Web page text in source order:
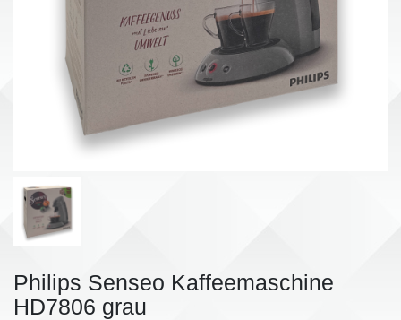
Philips Senseo Kaffeemaschine
HD7806 grau